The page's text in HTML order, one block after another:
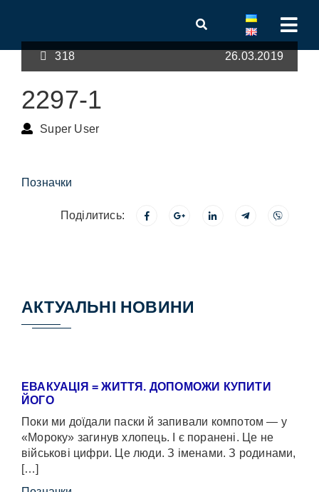
318 26.03.2019
2297-1
Super User
Позначки
Поділитись:
АКТУАЛЬНІ НОВИНИ
ЕВАКУАЦІЯ = ЖИТТЯ. ДОПОМОЖИ КУПИТИ
ЙОГО
Поки ми доїдали паски й запивали компотом — у
«Мороку» загинув хлопець. І є поранені. Це не
військові цифри. Це люди. З іменами. З родинами,
[…]